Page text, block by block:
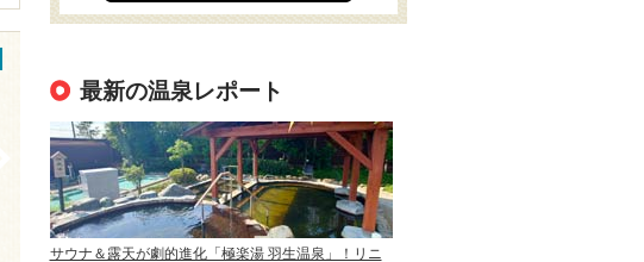
最新の温泉レポート
サウナ＆露天が劇的進化「極楽湯 羽生温泉」！リニ